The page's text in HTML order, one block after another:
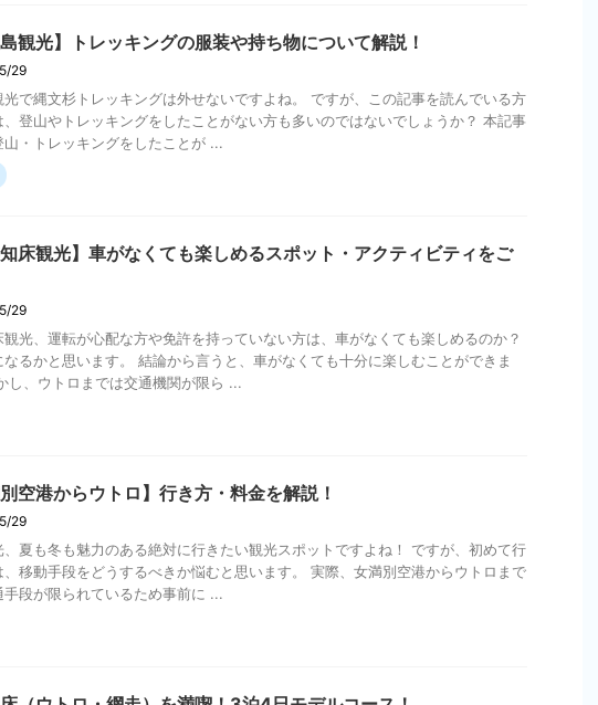
島観光】トレッキングの服装や持ち物について解説！
29
光で縄文杉トレッキングは外せないですよね。 ですが、この記事を読んでいる方
、登山やトレッキングをしたことがない方も多いのではないでしょうか？ 本記事
山・トレッキングをしたことが ...
知床観光】車がなくても楽しめるスポット・アクティビティをご
29
観光、運転が心配な方や免許を持っていない方は、車がなくても楽しめるのか？
なるかと思います。 結論から言うと、車がなくても十分に楽しむことができま
し、ウトロまでは交通機関が限ら ...
別空港からウトロ】行き方・料金を解説！
29
、夏も冬も魅力のある絶対に行きたい観光スポットですよね！ ですが、初めて行
、移動手段をどうするべきか悩むと思います。 実際、女満別空港からウトロまで
手段が限られているため事前に ...